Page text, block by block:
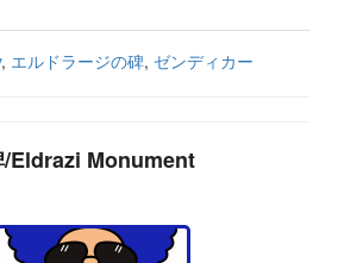
, エルドラージの碑, ゼンディカー
/Eldrazi Monument